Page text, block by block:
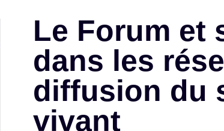
Le Forum et
dans les
diffusion du
vivant